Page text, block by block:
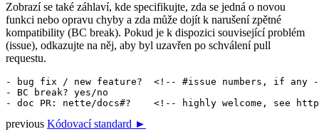
Zobrazí se také záhlaví, kde specifikujte, zda se jedná o novou
funkci nebo opravu chyby a zda může dojít k narušení zpětné
kompatibility (BC break). Pokud je k dispozici související problém
(issue), odkazujte na něj, aby byl uzavřen po schválení pull
requestu.
- bug fix / new feature?  <!-- #issue numbers, if any
- BC break? yes/no
previous Kódovací standard ►